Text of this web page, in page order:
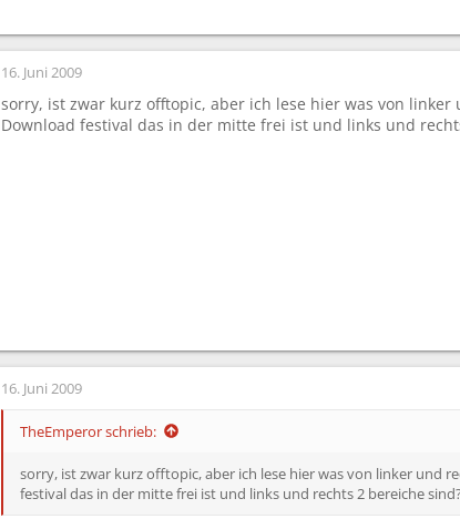
16. Juni 2009
sorry, ist zwar kurz offtopic, aber ich lese hier was von
Download festival das in der mitte frei ist und links und
16. Juni 2009
TheEmperor schrieb:
sorry, ist zwar kurz offtopic, aber ich lese hier was von linker und
festival das in der mitte frei ist und links und rechts 2 bereiche sind?